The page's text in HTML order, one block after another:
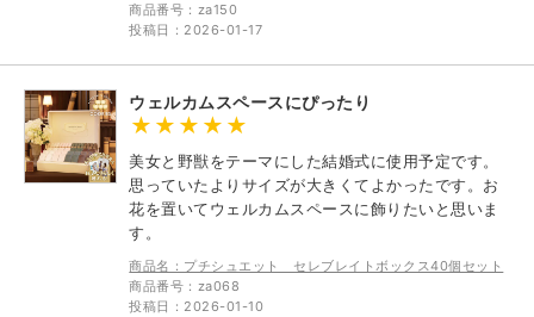
商品番号：za150
投稿日：2026-01-17
ウェルカムスペースにぴったり
美女と野獣をテーマにした結婚式に使用予定です。
思っていたよりサイズが大きくてよかったです。お
花を置いてウェルカムスペースに飾りたいと思いま
す。
商品名：プチシュエット セレブレイトボックス40個セット
商品番号：za068
投稿日：2026-01-10